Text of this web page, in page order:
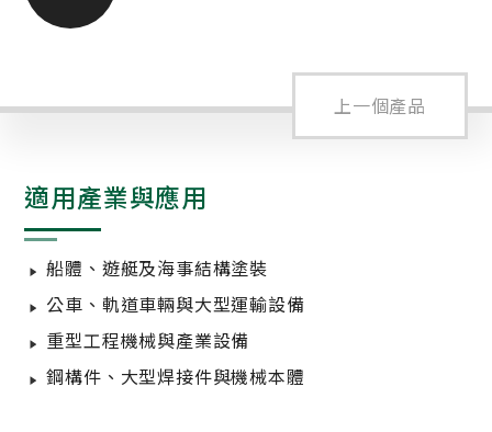
上一個產品
適用產業與應用
船體、遊艇及海事結構塗裝
公車、軌道車輛與大型運輸設備
重型工程機械與產業設備
鋼構件、大型焊接件與機械本體